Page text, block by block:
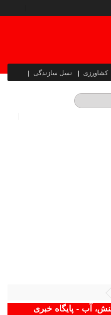
کشاورزی نسل سازندگی
آب
آب - پایگاه خبری